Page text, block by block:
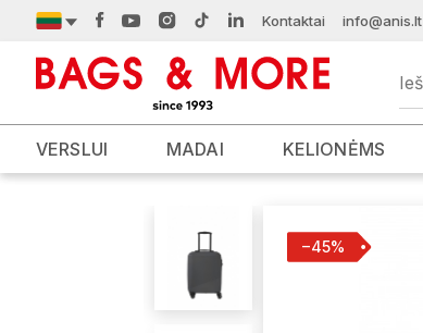
Kontaktai info@anis.lt
VERSLUI MADAI KELIONĖMS
−45%